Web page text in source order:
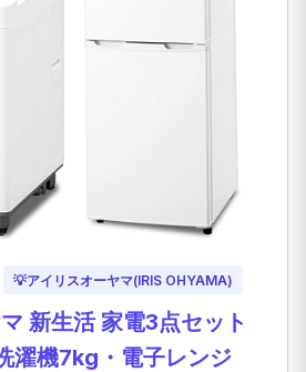
💡アイリスオーヤマ(IRIS OHYAMA)
新生活 家電3点セット
濯機7kg・電子レンジ